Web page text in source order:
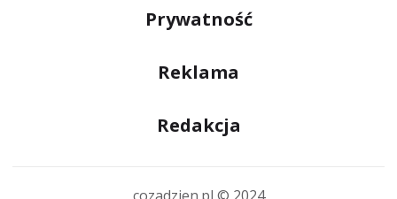
Prywatność
Reklama
Redakcja